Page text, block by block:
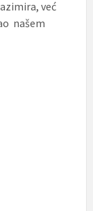
već
našem